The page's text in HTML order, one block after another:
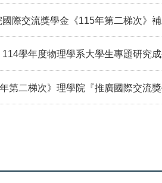
國際交流獎學金《115年第二梯次》
114學年度物理學系大學生專題研究
第二梯次》理學院『推廣國際交流